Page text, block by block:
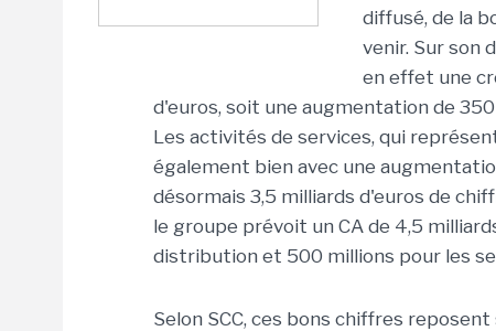
diffusé, de la
venir. Sur son
en effet une
d'euros, soit une augmentation de
Les activités de services, qui
également bien avec une
désormais 3,5 milliards d'euros de
le groupe prévoit un CA de 4,5
distribution et 500 millions pour les
Selon SCC, ces bons chiffres